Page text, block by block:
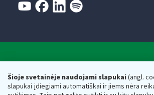
Šioje svetainėje naudojami slapukai(angl.
slapukai įdiegiami automatiškai ir jiems nėra
Valstybinė mokesčių inspekcija prie
Respublikos finansų ministerijos